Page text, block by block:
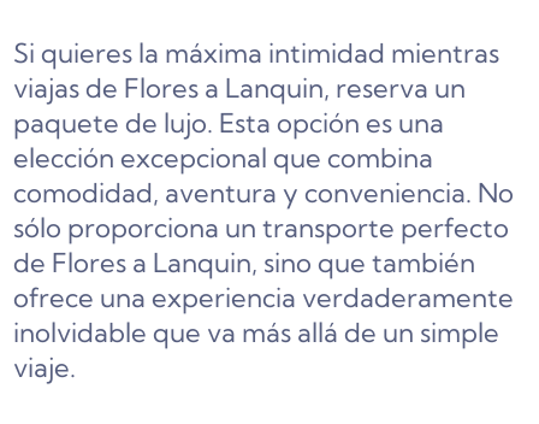
Si quieres la máxima intimidad mientras
viajas de Flores a Lanquin, reserva un
paquete de lujo. Esta opción es una
elección excepcional que combina
comodidad, aventura y conveniencia. No
sólo proporciona un transporte perfecto
de Flores a Lanquin, sino que también
ofrece una experiencia verdaderamente
inolvidable que va más allá de un simple
viaje.